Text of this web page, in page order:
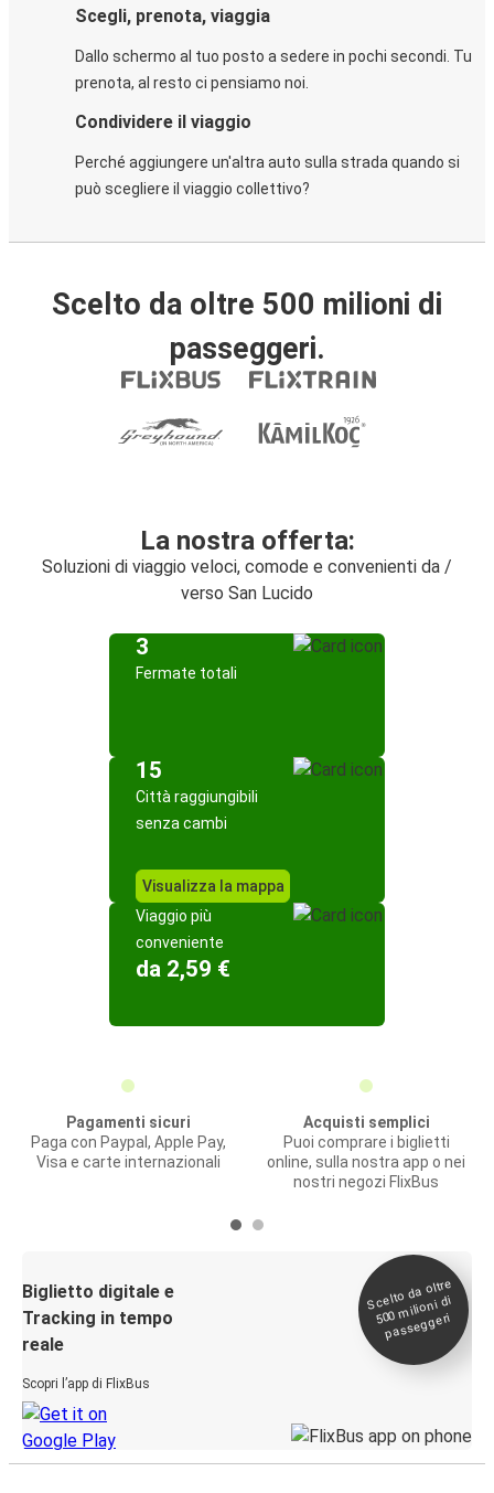
Scegli, prenota, viaggia
Dallo schermo al tuo posto a sedere in pochi secondi. Tu
prenota, al resto ci pensiamo noi.
Condividere il viaggio
Perché aggiungere un'altra auto sulla strada quando si
può scegliere il viaggio collettivo?
Scelto da oltre 500 milioni di
passeggeri.
La nostra offerta:
Soluzioni di viaggio veloci, comode e convenienti da /
verso San Lucido
3
Fermate totali
15
Città raggiungibili
senza cambi
Visualizza la mappa
Viaggio più
conveniente
da 2,59 €
Pagamenti sicuri
Paga con Paypal, Apple Pay,
Visa e carte internazionali
Acquisti semplici
Puoi comprare i biglietti
online, sulla nostra app o nei
nostri negozi FlixBus
Biglietto digitale e
Tracking in tempo
reale
Scopri l’app di FlixBus
Scelto da oltre
500
milioni di
passeggeri